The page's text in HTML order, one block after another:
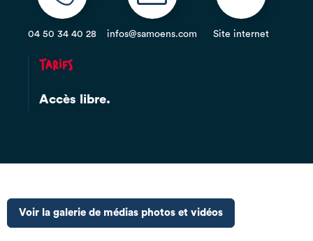
04 50 34 40 28 infos@samoens.com Site internet
Tarifs
Accès libre.
Voir la galerie de médias photos et vidéos